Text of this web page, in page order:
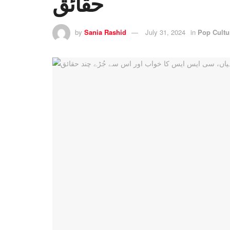
by Sania Rashid July 31, 2024 in Pop